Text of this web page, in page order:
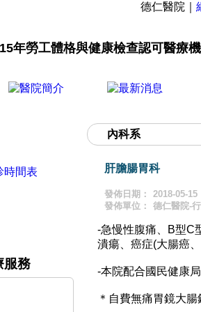
德仁醫院｜
年勞工體格與健康檢查認可醫療
服務
內科系
肝膽腸胃科
發佈日期：
2018-05-15
發佈單位：
德仁醫院-
-急慢性腹痛、B型C
潰瘍、癌症(大腸癌
-本院配合國民健康
＊自費無痛胃鏡大腸